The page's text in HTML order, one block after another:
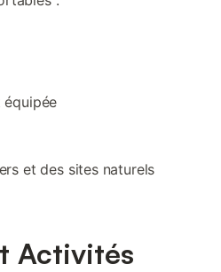
équipée
et des sites naturels
Activités